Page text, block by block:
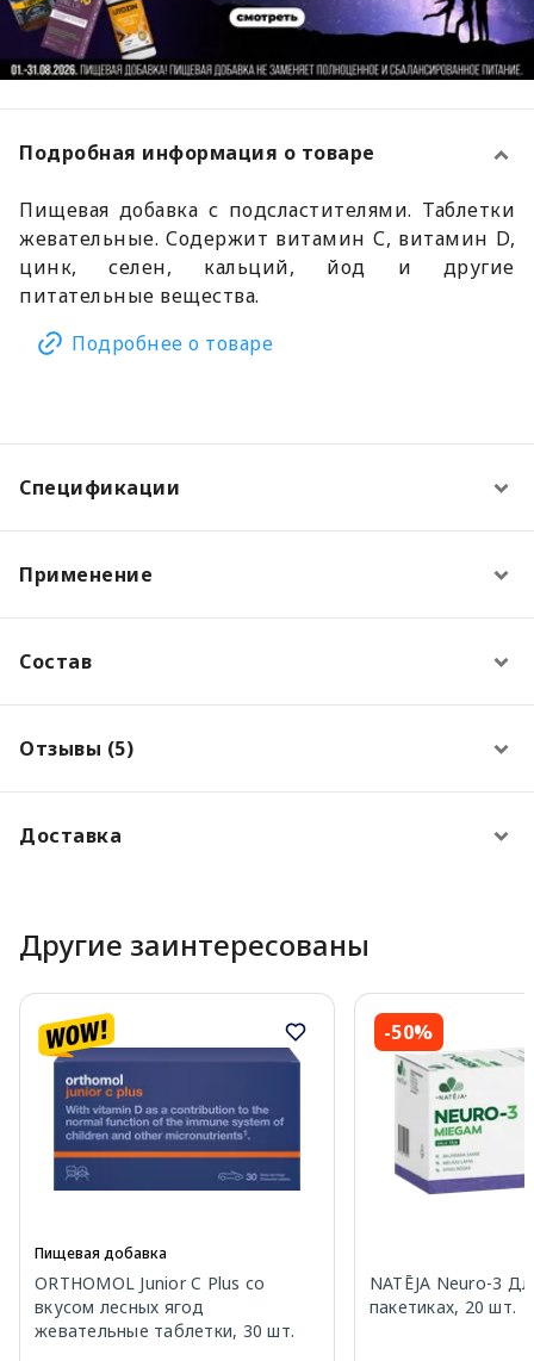
Подробная информация о товаре
Пищевая добавка с подсластителями. Таблетки
жевательные. Содержит витамин С, витамин D,
цинк, селен, кальций, йод и другие
питательные вещества.
Подробнее о товаре
Спецификации
Применение
Состав
Отзывы (5)
Доставка
Другие заинтересованы
Пищевая добавка
ORTHOMOL Junior C Plus со
вкусом лесных ягод
жевательные таблетки, 30 шт.
-50%
NATĒJA Neuro-3
пакетиках, 20 шт.